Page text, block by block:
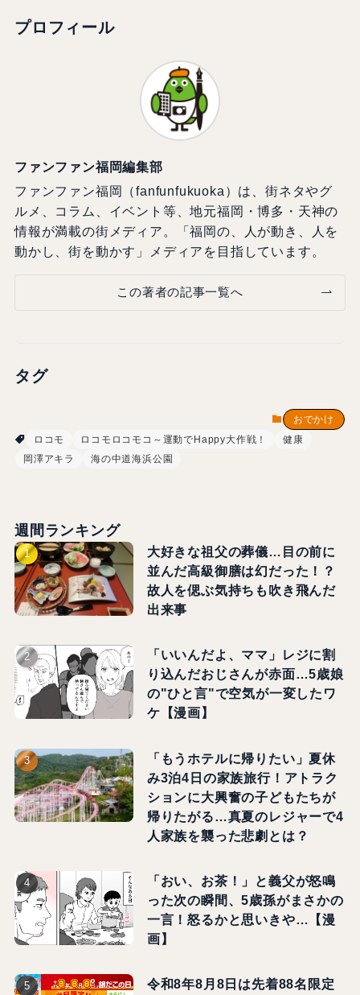
プロフィール
ファンファン福岡編集部
ファンファン福岡（fanfunfukuoka）は、街ネタやグ
ルメ、コラム、イベント等、地元福岡・博多・天神の
情報が満載の街メディア。「福岡の、人が動き、人を
動かし、街を動かす」メディアを目指しています。
この著者の記事一覧へ
タグ
おでかけ
ロコモ
ロコモロコモコ～運動でHappy大作戦！
健康
岡澤アキラ
海の中道海浜公園
週間ランキング
大好きな祖父の葬儀…目の前に
並んだ高級御膳は幻だった！？
故人を偲ぶ気持ちも吹き飛んだ
出来事
「いいんだよ、ママ」レジに割
り込んだおじさんが赤面…5歳娘
の"ひと言"で空気が一変したワ
ケ【漫画】
「もうホテルに帰りたい」夏休
み3泊4日の家族旅行！アトラク
ションに大興奮の子どもたちが
帰りたがる…真夏のレジャーで4
人家族を襲った悲劇とは？
「おい、お茶！」と義父が怒鳴
った次の瞬間、5歳孫がまさかの
一言！怒るかと思いきや…【漫
画】
令和8年8月8日は先着88名限定